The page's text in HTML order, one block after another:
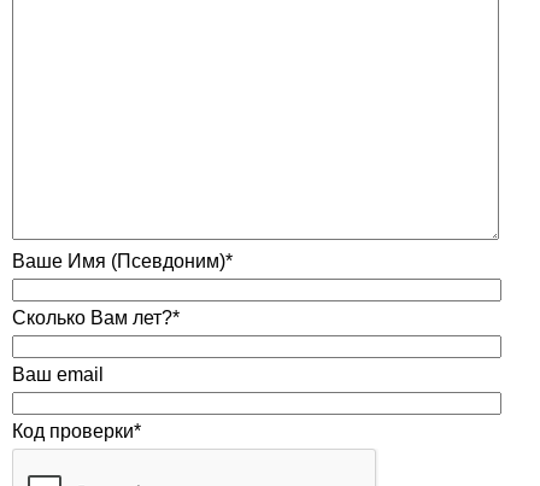
Ваше Имя (Псевдоним)*
Сколько Вам лет?*
Ваш email
Код проверки*